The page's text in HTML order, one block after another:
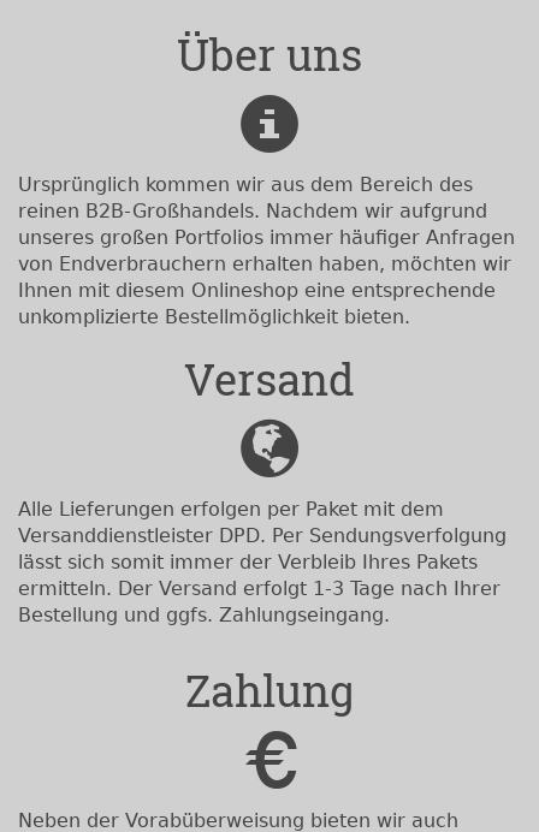
Über uns
Ursprünglich kommen wir aus dem Bereich des
reinen B2B-Großhandels. Nachdem wir aufgrund
unseres großen Portfolios immer häufiger Anfragen
von Endverbrauchern erhalten haben, möchten wir
Ihnen mit diesem Onlineshop eine entsprechende
unkomplizierte Bestellmöglichkeit bieten.
Versand
Alle Lieferungen erfolgen per Paket mit dem
Versanddienstleister DPD. Per Sendungsverfolgung
lässt sich somit immer der Verbleib Ihres Pakets
ermitteln. Der Versand erfolgt 1-3 Tage nach Ihrer
Bestellung und ggfs. Zahlungseingang.
Zahlung
Neben der Vorabüberweisung bieten wir auch